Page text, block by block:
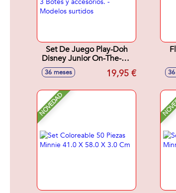
Set De Juego Play-Doh
Disney Junior On-The-Go
(Garaje o Panaderia).
Incluye 3 Botes y
36 meses 19,95 €
NOVEDAD